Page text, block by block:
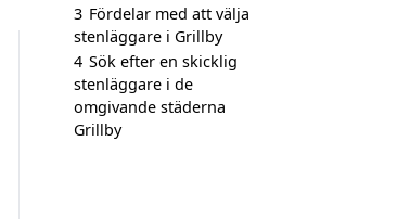
3 Fördelar med att välja
stenläggare i Grillby
4 Sök efter en skicklig
stenläggare i de
omgivande städerna
Grillby